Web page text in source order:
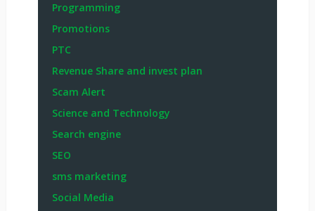
Programming
Promotions
PTC
Revenue Share and invest plan
Scam Alert
Science and Technology
Search engine
SEO
sms marketing
Social Media